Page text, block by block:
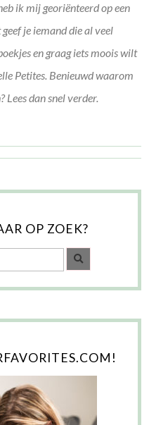
ik mij georiënteerd op een
je iemand die al veel
en graag iets moois wilt
Petites. Benieuwd waarom
Lees dan snel verder.
OP ZOEK?